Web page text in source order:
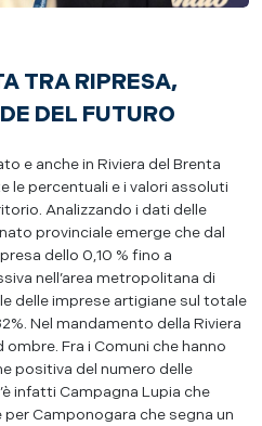
TRA RIPRESA,
DEL FUTURO
e anche in Riviera del Brenta
le percentuali e i valori assoluti
Analizzando i dati delle
provinciale emerge che dal
dello 0,10 % fino a
nell’area metropolitana di
delle imprese artigiane sul totale
Nel mandamento della Riviera
Fra i Comuni che hanno
positiva del numero delle
infatti Campagna Lupia che
per Camponogara che segna un